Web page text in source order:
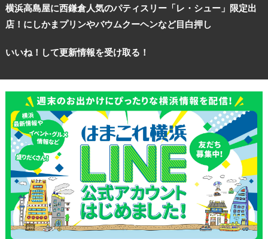
横浜高島屋に西鎌倉人気のパティスリー「レ・シュー」限定出
店！にしかまプリンやバウムクーヘンなど目白押し
いいね！して更新情報を受け取る！
観光ガイド
ランキング